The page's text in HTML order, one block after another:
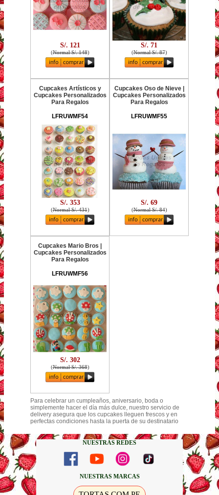
S/. 121
(Normal S/. 148)
S/. 71
(Normal S/. 87)
Cupcakes Artísticos y
Cupcakes Personalizados
Para Regalos
LFRUWMF54
S/. 353
(Normal S/. 431)
Cupcakes Oso de Nieve |
Cupcakes Personalizados
Para Regalos
LFRUWMF55
S/. 69
(Normal S/. 84)
Cupcakes Mario Bros |
Cupcakes Personalizados
Para Regalos
LFRUWMF56
S/. 302
(Normal S/. 368)
Para celebrar un cumpleaños, aniversario, boda o
simplemente hacer el día más dulce, nuestro servicio de
delivery asegura que los cupcakes lleguen frescos y en
perfectas condiciones hasta la puerta de su destinatario
NUESTRAS REDES
NUESTRAS MARCAS